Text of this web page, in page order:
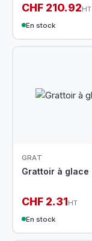
CHF 210.92HT
En stock
GRAT
Grattoir à glace
CHF 2.31HT
En stock